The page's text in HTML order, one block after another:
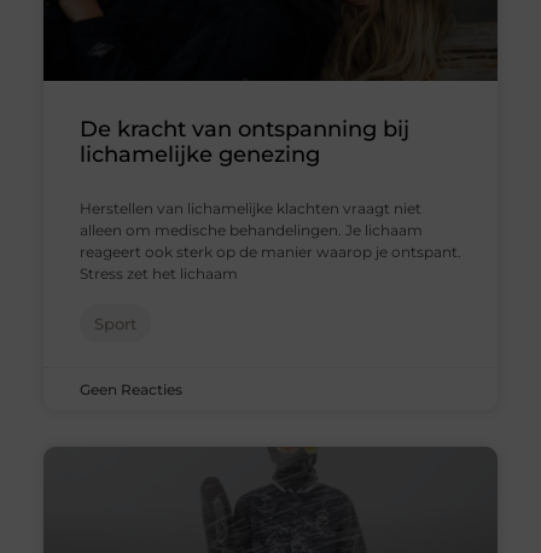
De kracht van ontspanning bij
lichamelijke genezing
Herstellen van lichamelijke klachten vraagt niet
alleen om medische behandelingen. Je lichaam
reageert ook sterk op de manier waarop je ontspant.
Stress zet het lichaam
Sport
Geen Reacties